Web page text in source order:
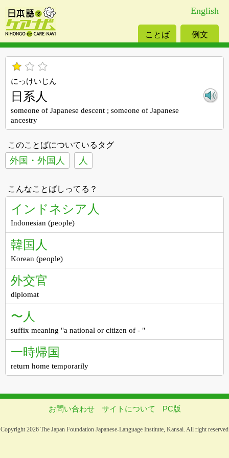
English
ことば 例文
にっけいじん
日系人
someone of Japanese descent ; someone of Japanese
ancestry
このことばについているタグ
外国・外国人 人
こんなことばしってる？
インドネシア人
Indonesian (people)
韓国人
Korean (people)
外交官
diplomat
〜人
suffix meaning "a national or citizen of - "
一時帰国
return home temporarily
お問い合わせ サイトについて PC版
Copyright 2026 The Japan Foundation Japanese-Language Institute, Kansai. All right reserved